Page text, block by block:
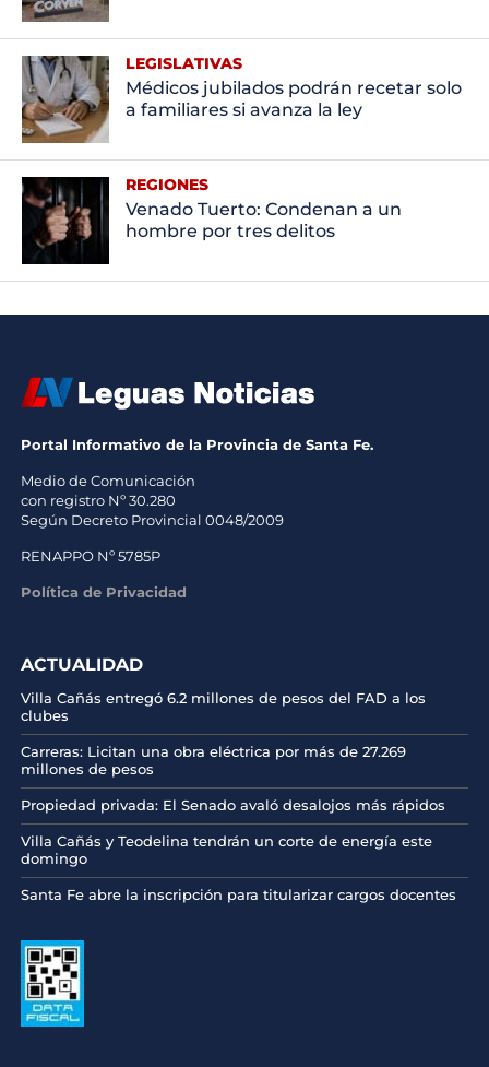
LEGISLATIVAS
Médicos jubilados podrán recetar solo
a familiares si avanza la ley
REGIONES
Venado Tuerto: Condenan a un
hombre por tres delitos
Portal Informativo de la Provincia de Santa Fe.
Medio de Comunicación
con registro Nº 30.280
Según Decreto Provincial 0048/2009
RENAPPO Nº 5785P
Política de Privacidad
ACTUALIDAD
Villa Cañás entregó 6.2 millones de pesos del FAD a los
clubes
Carreras: Licitan una obra eléctrica por más de 27.269
millones de pesos
Propiedad privada: El Senado avaló desalojos más rápidos
Villa Cañás y Teodelina tendrán un corte de energía este
domingo
Santa Fe abre la inscripción para titularizar cargos docentes